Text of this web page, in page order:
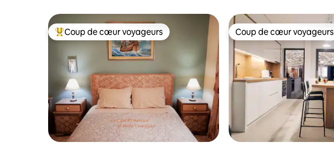
Coups de cœur voyageurs les plus appréciés
Coup de cœur voyageurs Coup de cœur voyageurs
Coup de cœur voyageurs